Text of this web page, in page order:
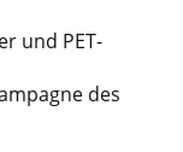
und PET-
des